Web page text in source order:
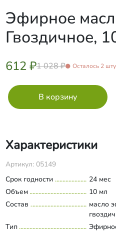
Эфирное
Гвоздичное,
612 ₽1 028 ₽ Осталось 2
Характеристики
Артикул: 05149
Срок годности
24 мес
Объем
10 мл
Состав
масло
Тип